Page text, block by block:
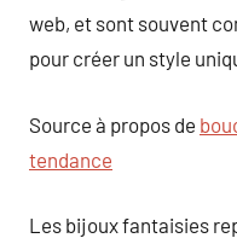
web, et sont souvent
pour créer un style
Source à propos de
tendance
Les bijoux fantaisies